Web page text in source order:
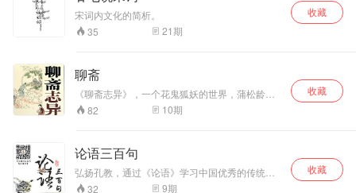
貌。
宋词内文化的简析。
35
21期
收藏
聊斋
《聊斋志异》，一个花鬼狐妖的世界，蒲松龄笔
下的美女为什么总会爱上书生？一部《聊斋》，
就是一个“梦工厂”。说《聊斋》，道破凡人心中的
82 10期
收藏
论语三百句
弘扬孔教，通过《论语》学习中国优秀的传统文
化。32 9期
收藏